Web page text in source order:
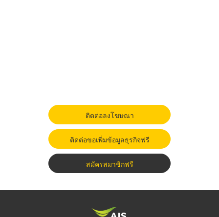
ติดต่อลงโฆษณา
ติดต่อขอเพิ่มข้อมูลธุรกิจฟรี
สมัครสมาชิกฟรี